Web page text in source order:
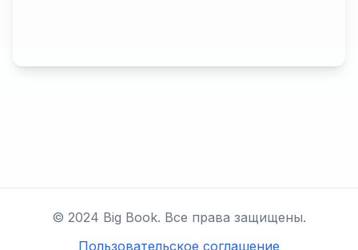
© 2024 Big Book. Все права защищены.
Пользовательское соглашение